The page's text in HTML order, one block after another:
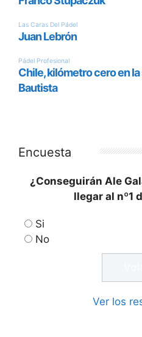
Encuesta
¿Conseguirán Ale
llegar al nº1
Si
No
Ver los